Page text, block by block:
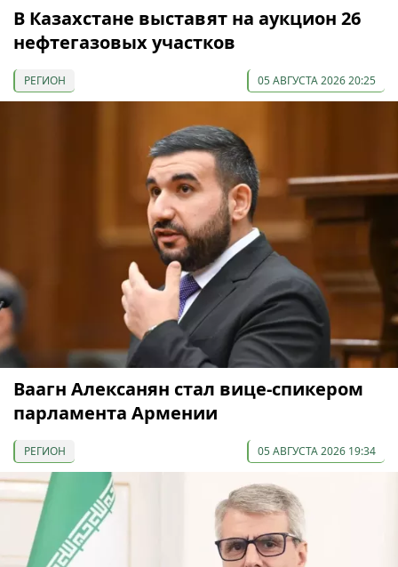
В Казахстане выставят на аукцион 26
нефтегазовых участков
РЕГИОН 05 АВГУСТА 2026 20:25
Ваагн Алексанян стал вице-спикером
парламента Армении
РЕГИОН 05 АВГУСТА 2026 19:34